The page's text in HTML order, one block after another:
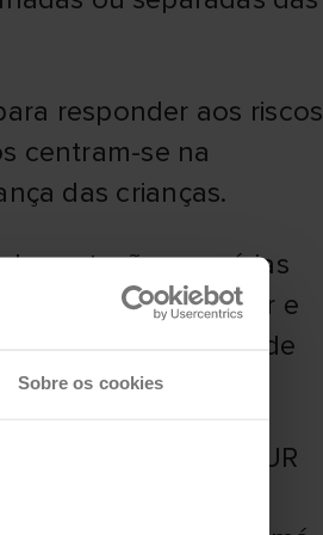
Sobre os cookies
responder aos riscos
centram-se na
das crianças.
proteção em várias
para recolher e
a identificação de
local do ACNUR
mais de 20